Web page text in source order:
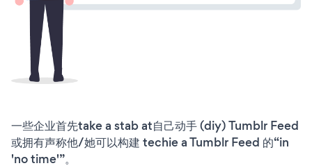
一些企业首先take a stab at自己动手 (diy) Tumblr Feed
或拥有声称他/她可以构建 techie a Tumblr Feed 的“in
'no time'”。